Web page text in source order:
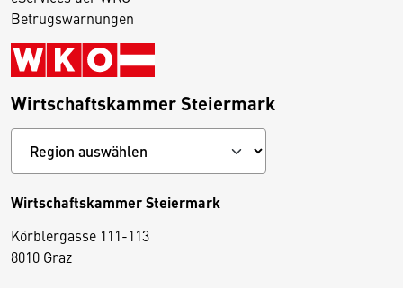
Betrugswarnungen
Wirtschaftskammer Steiermark
Wirtschaftskammer Steiermark
Körblergasse 111-113
8010 Graz
D
i